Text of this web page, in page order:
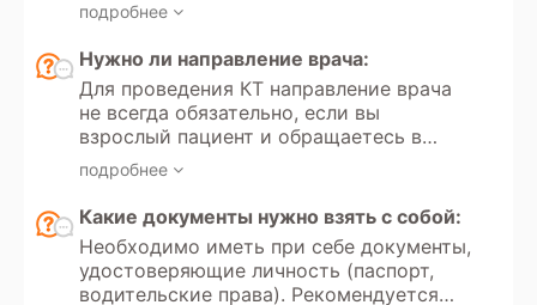
томографию регулируется Федеральным
законом РФ «Об обязательном
медицинском страховании» №323.
Кроме того, в России доступно
прохождение МСКТ по программам
добровольного медицинского
страхования.
подробнее
Нужно ли направление врача:
Для проведения КТ направление врача
не всегда обязательно, если вы
взрослый пациент и обращаетесь в
частную клинику для платного
обследования. Однако если вы хотите
пройти КТ по полису обязательного
медицинского страхования, то
направление от врача необходимо.
Направление всегда требуется для
подробнее
Какие документы нужно взять с собой:
Необходимо иметь при себе документы,
удостоверяющие личность (паспорт,
водительские права). Рекомендуется